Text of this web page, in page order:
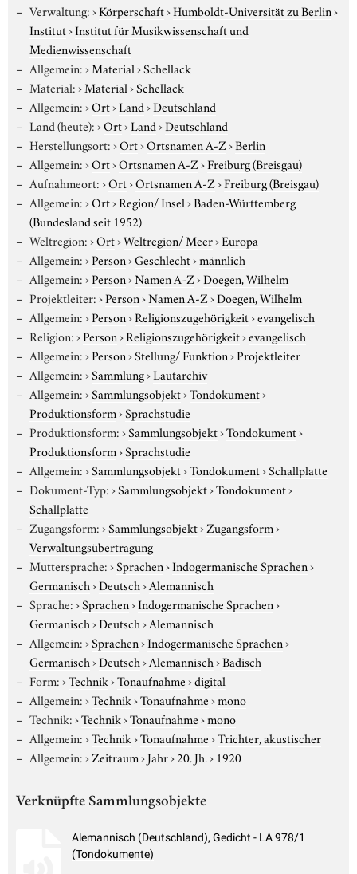
Verwaltung:›Körperschaft›Humboldt-Universität zu Berlin›
Institut›Institut für Musikwissenschaft und
Medienwissenschaft
Allgemein:›Material›Schellack
Material:›Material›Schellack
Allgemein:›Ort›Land›Deutschland
Land (heute):›Ort›Land›Deutschland
Herstellungsort:›Ort›Ortsnamen A-Z›Berlin
Allgemein:›Ort›Ortsnamen A-Z›Freiburg (Breisgau)
Aufnahmeort:›Ort›Ortsnamen A-Z›Freiburg (Breisgau)
Allgemein:›Ort›Region/ Insel›Baden-Württemberg
(Bundesland seit 1952)
Weltregion:›Ort›Weltregion/ Meer›Europa
Allgemein:›Person›Geschlecht›männlich
Allgemein:›Person›Namen A-Z›Doegen, Wilhelm
Projektleiter:›Person›Namen A-Z›Doegen, Wilhelm
Allgemein:›Person›Religionszugehörigkeit›evangelisch
Religion:›Person›Religionszugehörigkeit›evangelisch
Allgemein:›Person›Stellung/ Funktion›Projektleiter
Allgemein:›Sammlung›Lautarchiv
Allgemein:›Sammlungsobjekt›Tondokument›
Produktionsform›Sprachstudie
Produktionsform:›Sammlungsobjekt›Tondokument›
Produktionsform›Sprachstudie
Allgemein:›Sammlungsobjekt›Tondokument›Schallplatte
Dokument-Typ:›Sammlungsobjekt›Tondokument›
Schallplatte
Zugangsform:›Sammlungsobjekt›Zugangsform›
Verwaltungsübertragung
Muttersprache:›Sprachen›Indogermanische Sprachen›
Germanisch›Deutsch›Alemannisch
Sprache:›Sprachen›Indogermanische Sprachen›
Germanisch›Deutsch›Alemannisch
Allgemein:›Sprachen›Indogermanische Sprachen›
Germanisch›Deutsch›Alemannisch›Badisch
Form:›Technik›Tonaufnahme›digital
Allgemein:›Technik›Tonaufnahme›mono
Technik:›Technik›Tonaufnahme›mono
Allgemein:›Technik›Tonaufnahme›Trichter, akustischer
Allgemein:›Zeitraum›Jahr›20. Jh.› 1920
Verknüpfte Sammlungsobjekte
Alemannisch (Deutschland), Gedicht - LA 978/1
(Tondokumente)